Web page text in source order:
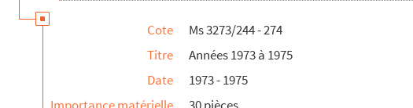
Mathieu
Cote
Ms 3273/244 - 274
Titre
Années 1973 à 1975
Date
1973 - 1975